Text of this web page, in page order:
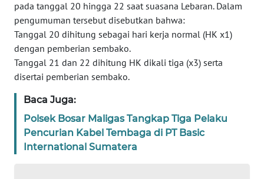
pada tanggal 20 hingga 22 saat suasana Lebaran. Dalam
pengumuman tersebut disebutkan bahwa:
Tanggal 20 dihitung sebagai hari kerja normal (HK x1)
dengan pemberian sembako.
Tanggal 21 dan 22 dihitung HK dikali tiga (x3) serta
disertai pemberian sembako.
Baca Juga:
Polsek Bosar Maligas Tangkap Tiga Pelaku
Pencurian Kabel Tembaga di PT Basic
International Sumatera
WN
PAPUA
BARAT
WN
RIAU
SERAMBI